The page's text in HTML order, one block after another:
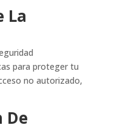
La
para proteger tu
no autorizado,
De